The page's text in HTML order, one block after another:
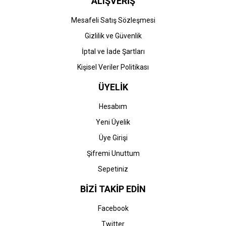
Mesafeli Satış Sözleşmesi
Gizlilik ve Güvenlik
İptal ve İade Şartları
Kişisel Veriler Politikası
ÜYELİK
Hesabım
Yeni Üyelik
Üye Girişi
Şifremi Unuttum
Sepetiniz
BİZİ TAKİP EDİN
Facebook
Twitter